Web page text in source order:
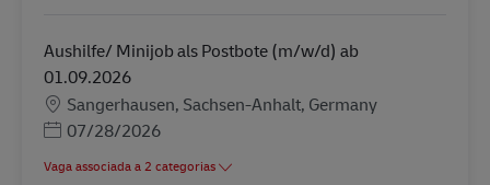
Aushilfe/ Minijob als Postbote (m/w/d) ab
01.09.2026
Localização
Sangerhausen, Sachsen-Anhalt, Germany
Posted Date
07/28/2026
Vaga associada a 2 categorias